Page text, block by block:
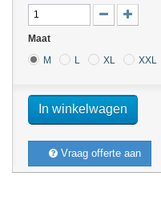
Maat
M
L XL XXL
In winkelwagen
Vraag offerte aan